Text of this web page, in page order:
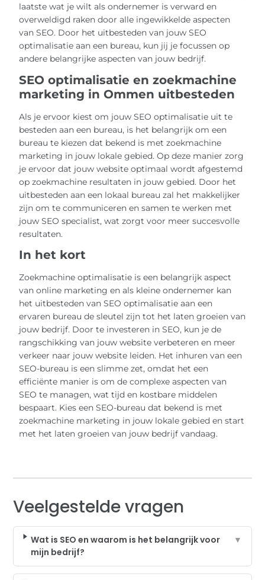
laatste wat je wilt als ondernemer is verward en
overweldigd raken door alle ingewikkelde aspecten
van SEO. Door het uitbesteden van jouw SEO
optimalisatie aan een bureau, kun jij je focussen op
andere belangrijke aspecten van jouw bedrijf.
SEO optimalisatie en zoekmachine
marketing in Ommen uitbesteden
Als je ervoor kiest om jouw SEO optimalisatie uit te
besteden aan een bureau, is het belangrijk om een
bureau te kiezen dat bekend is met zoekmachine
marketing in jouw lokale gebied. Op deze manier zorg
je ervoor dat jouw website optimaal wordt afgestemd
op zoekmachine resultaten in jouw gebied. Door het
uitbesteden aan een lokaal bureau zal het makkelijker
zijn om te communiceren en samen te werken met
jouw SEO specialist, wat zorgt voor meer succesvolle
resultaten.
In het kort
Zoekmachine optimalisatie is een belangrijk aspect
van online marketing en als kleine ondernemer kan
het uitbesteden van SEO optimalisatie aan een
ervaren bureau de sleutel zijn tot het laten groeien van
jouw bedrijf. Door te investeren in SEO, kun je de
rangschikking van jouw website verbeteren en meer
verkeer naar jouw website leiden. Het inhuren van een
SEO-bureau is een slimme zet, omdat het een
efficiënte manier is om de complexe aspecten van
SEO te managen, wat tijd en kostbare middelen
bespaart. Kies een SEO-bureau dat bekend is met
zoekmachine marketing in jouw lokale gebied en start
met het laten groeien van jouw bedrijf vandaag.
Veelgestelde vragen
Wat is SEO en waarom is het belangrijk voor
mijn bedrijf?
▼